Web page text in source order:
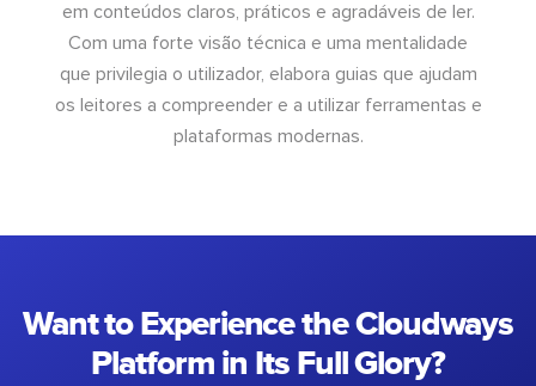
em conteúdos claros, práticos e agradáveis de ler.
Com uma forte visão técnica e uma mentalidade
que privilegia o utilizador, elabora guias que ajudam
os leitores a compreender e a utilizar ferramentas e
plataformas modernas.
Want to Experience the Cloudways
Platform in Its Full Glory?